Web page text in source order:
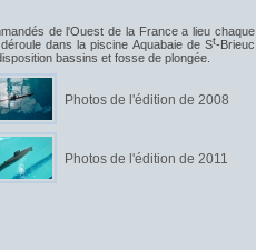
de l'Ouest de la France a lieu chaque
dans la piscine Aquabaie de St-Brieuc
bassins et fosse de plongée.
Photos de l'édition de 2008
Photos de l'édition de 2011